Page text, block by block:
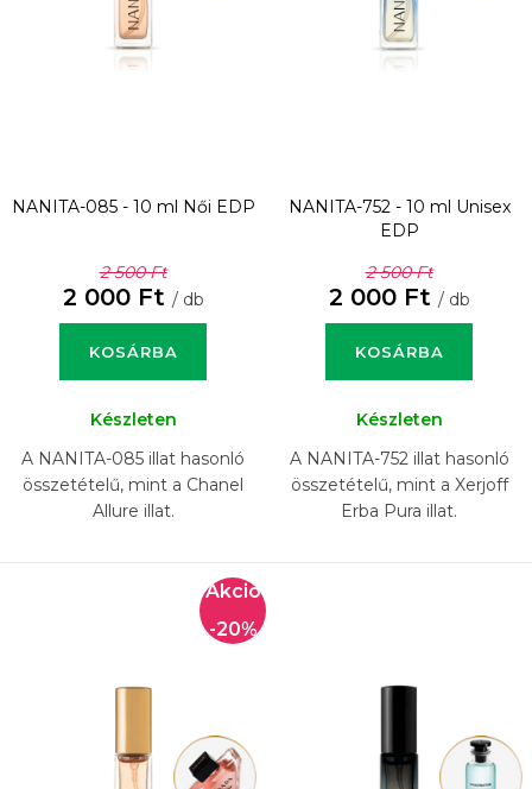
NANITA-085 - 10 ml Női EDP
2 500 Ft
2 000 Ft / db
KOSÁRBA
Készleten
A NANITA-085 illat hasonló
összetételű, mint a Chanel
Allure illat.
NANITA-752 - 10 ml Unisex
EDP
2 500 Ft
2 000 Ft / db
KOSÁRBA
Készleten
A NANITA-752 illat hasonló
összetételű, mint a Xerjoff
Erba Pura illat.
-20%